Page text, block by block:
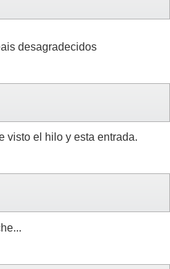
desagradecidos
visto el hilo y esta entrada.